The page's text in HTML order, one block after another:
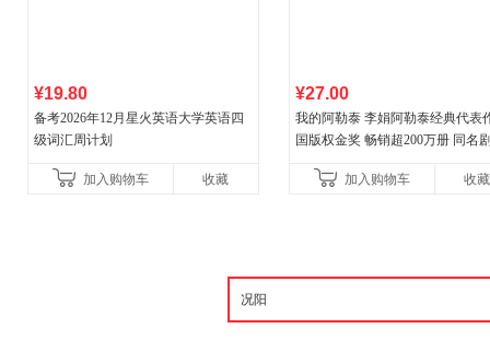
¥19.80
备考2026年12月星火英语大学英语四
级词汇周计划
加入购物车 收藏
¥27.00
我的阿勒泰 李娟阿勒泰经典代表
国版权金奖 畅销超200万册 同名
加入购物车
收藏